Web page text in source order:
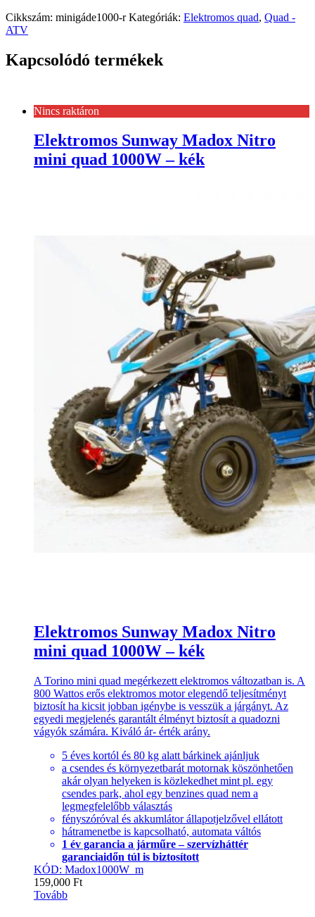
Cikkszám: minigáde1000-r Kategóriák: Elektromos quad, Quad -
ATV
Kapcsolódó termékek
Nincs raktáron
Elektromos Sunway Madox Nitro
mini quad 1000W – kék
Elektromos Sunway Madox Nitro
mini quad 1000W – kék
A Torino mini quad megérkezett elektromos változatban is. A
800 Wattos erős elektromos motor elegendő teljesítményt
biztosít ha kicsit jobban igénybe is vesszük a járgányt. Az
egyedi megjelenés garantált élményt biztosít a quadozni
vágyók számára. Kiváló ár- érték arány.
5 éves kortól és 80 kg alatt bárkinek ajánljuk
a csendes és környezetbarát motornak köszönhetően
akár olyan helyeken is közlekedhet mint pl. egy
csendes park, ahol egy benzines quad nem a
legmegfelelőbb választás
fényszóróval és akkumlátor állapotjelzővel ellátott
hátramenetbe is kapcsolható, automata váltós
1 év garancia a járműre – szervízháttér
garanciaidőn túl is biztosított
KÓD: Madox1000W_m
159,000 Ft
Tovább